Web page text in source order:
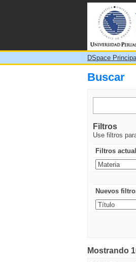
Buscar
DSpace
Buscar
Filtros
Use filtros
Filtros
Nuevos
Mostrando